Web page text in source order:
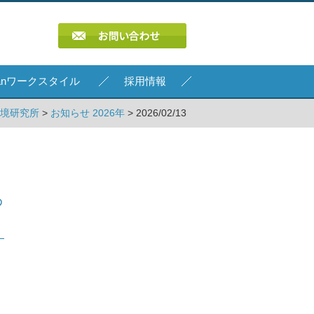
ワークスタイル 採用情報
研究所 > お知らせ 2026年 > 2026/02/13